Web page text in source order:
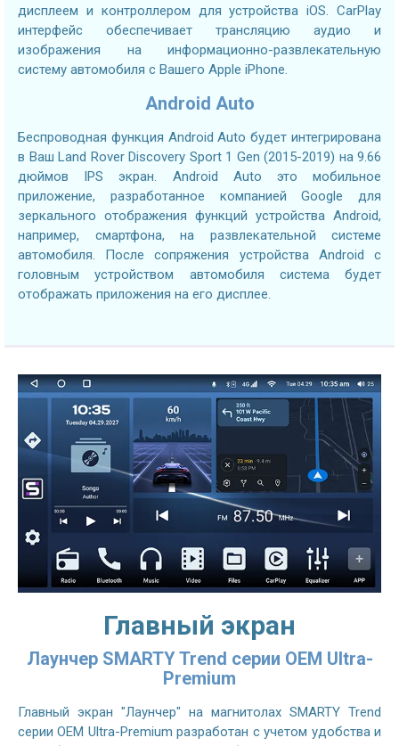
дисплеем и контроллером для устройства iOS. CarPlay
интерфейс обеспечивает трансляцию аудио и
изображения на информационно-развлекательную
систему автомобиля с Вашего Apple iPhone.
Android Auto
Беспроводная функция Android Auto будет интегрирована
в Ваш Land Rover Discovery Sport 1 Gen (2015-2019) на 9.66
дюймов IPS экран. Android Auto это мобильное
приложение, разработанное компанией Google для
зеркального отображения функций устройства Android,
например, смартфона, на развлекательной системе
автомобиля. После сопряжения устройства Android с
головным устройством автомобиля система будет
отображать приложения на его дисплее.
Главный экран
Лаунчер SMARTY Trend серии OEM Ultra-
Premium
Главный экран "Лаунчер" на магнитолах SMARTY Trend
серии OEM Ultra-Premium разработан с учетом удобства и